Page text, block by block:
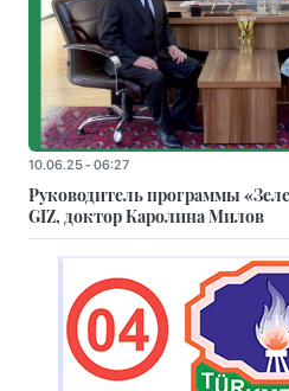
10.06.25 - 06:27
Руководитель программы
GIZ, доктор Каролина Милов